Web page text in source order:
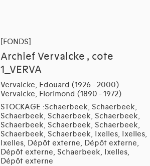
[FONDS]
Archief Vervalcke , cote
1_VERVA
Vervalcke, Edouard (1926 - 2000)
Vervalcke, Florimond (1890 - 1972)
STOCKAGE :Schaerbeek, Schaerbeek,
Schaerbeek, Schaerbeek, Schaerbeek,
Schaerbeek, Schaerbeek, Schaerbeek,
Schaerbeek, Schaerbeek, Ixelles, Ixelles,
Ixelles, Dépôt externe, Dépôt externe,
Dépôt externe, Schaerbeek, Ixelles,
Dépôt externe